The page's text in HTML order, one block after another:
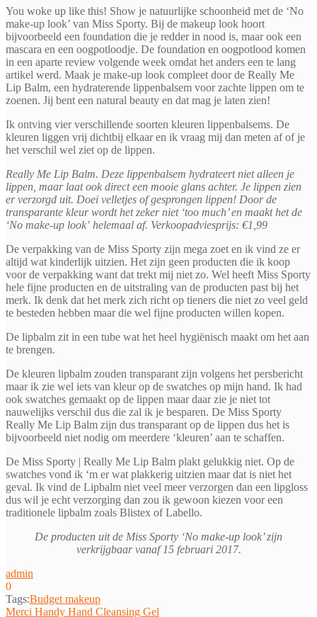
You woke up like this! Show je natuurlijke schoonheid met de ‘No
make-up look’ van Miss Sporty. Bij de makeup look hoort
bijvoorbeeld een foundation die je redder in nood is, maar ook een
mascara en een oogpotloodje. De foundation en oogpotlood komen
in een aparte review volgende week omdat het anders een te lang
artikel werd. Maak je make-up look compleet door de Really Me
Lip Balm, een hydraterende lippenbalsem voor zachte lippen om te
zoenen. Jij bent een natural beauty en dat mag je laten zien!
Ik ontving vier verschillende soorten kleuren lippenbalsems. De
kleuren liggen vrij dichtbij elkaar en ik vraag mij dan meten af of je
het verschil wel ziet op de lippen.
Really Me Lip Balm. Deze lippenbalsem hydrateert niet alleen je
lippen, maar laat ook direct een mooie glans achter. Je lippen zien
er verzorgd uit. Doei velletjes of gesprongen lippen! Door de
transparante kleur wordt het zeker niet ‘too much’ en maakt het de
‘No make-up look’ helemaal af. Verkoopadviesprijs: €1,99
De verpakking van de Miss Sporty zijn mega zoet en ik vind ze er
altijd wat kinderlijk uitzien. Het zijn geen producten die ik koop
voor de verpakking want dat trekt mij niet zo. Wel heeft Miss Sporty
hele fijne producten en de uitstraling van de producten past bij het
merk. Ik denk dat het merk zich richt op tieners die niet zo veel geld
te besteden hebben maar die wel fijne producten willen kopen.
De lipbalm zit in een tube wat het heel hygiënisch maakt om het aan
te brengen.
De kleuren lipbalm zouden transparant zijn volgens het persbericht
maar ik zie wel iets van kleur op de swatches op mijn hand. Ik had
ook swatches gemaakt op de lippen maar daar zie je niet tot
nauwelijks verschil dus die zal ik je besparen. De Miss Sporty
Really Me Lip Balm zijn dus transparant op de lippen dus het is
bijvoorbeeld niet nodig om meerdere ‘kleuren’ aan te schaffen.
De Miss Sporty | Really Me Lip Balm plakt gelukkig niet. Op de
swatches vond ik ‘m er wat plakkerig uitzien maar dat is niet het
geval. Ik vind de Lipbalm niet veel meer verzorgen dan een lipgloss
dus wil je echt verzorging dan zou ik gewoon kiezen voor een
traditionele lipbalm zoals Blistex of Labello.
De producten uit de Miss Sporty ‘No make-up look’ zijn
verkrijgbaar vanaf 15 februari 2017.
admin
0
Tags:Budget makeup
Merci Handy Hand Cleansing Gel